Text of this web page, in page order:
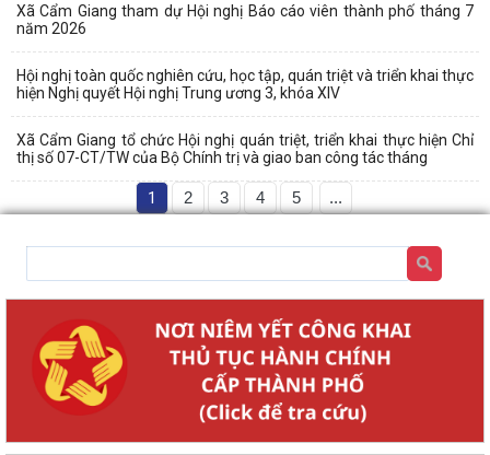
Xã Cẩm Giang tham dự Hội nghị Báo cáo viên thành phố tháng 7
năm 2026
Hội nghị toàn quốc nghiên cứu, học tập, quán triệt và triển khai thực
hiện Nghị quyết Hội nghị Trung ương 3, khóa XIV
Xã Cẩm Giang tổ chức Hội nghị quán triệt, triển khai thực hiện Chỉ
thị số 07-CT/TW của Bộ Chính trị và giao ban công tác tháng
1 2 3 4 5 ...